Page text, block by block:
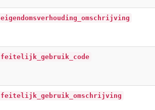
eigendomsverhouding_omschrijving
feitelijk_gebruik_code
feitelijk_gebruik_omschrijving